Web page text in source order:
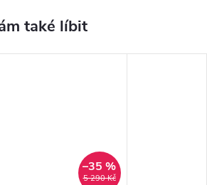
5 290 Kč
–35 %